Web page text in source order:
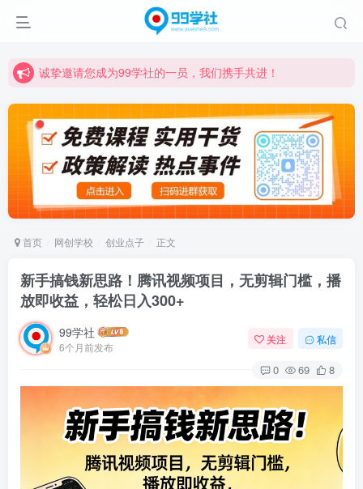
诚挚邀请您成为99学社的一员，我们携手共进！
诚挚邀请您成为99学社的一员，我们携手共进！
学习路上不孤独，99学社与你同行！分享全网优质VIP资源，炒股教程、创业教程、网络营销教程、自媒体短视频教程等，长期更新各大精品创业项目！
首页 网创学校 创业点子 正文
新手搞钱新思路！腾讯视频项目，无剪辑门槛，播
放即收益，轻松日入300+
99学社
6个月前发布
关注 私信
0 69 8